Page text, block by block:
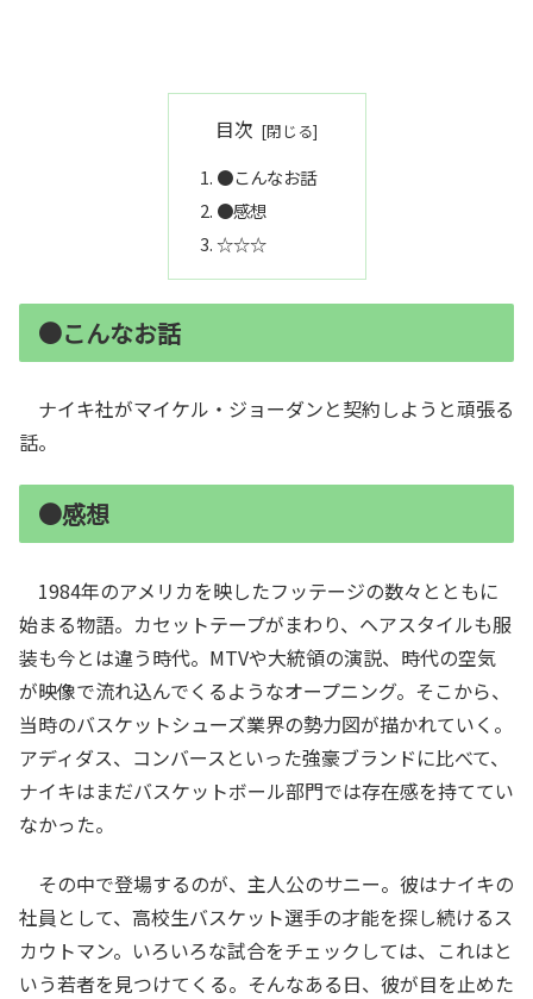
目次
●こんなお話
●感想
☆☆☆
●こんなお話
ナイキ社がマイケル・ジョーダンと契約しようと頑張る
話。
●感想
1984年のアメリカを映したフッテージの数々とともに
始まる物語。カセットテープがまわり、ヘアスタイルも服
装も今とは違う時代。MTVや大統領の演説、時代の空気
が映像で流れ込んでくるようなオープニング。そこから、
当時のバスケットシューズ業界の勢力図が描かれていく。
アディダス、コンバースといった強豪ブランドに比べて、
ナイキはまだバスケットボール部門では存在感を持ててい
なかった。
その中で登場するのが、主人公のサニー。彼はナイキの
社員として、高校生バスケット選手の才能を探し続けるス
カウトマン。いろいろな試合をチェックしては、これはと
いう若者を見つけてくる。そんなある日、彼が目を止めた